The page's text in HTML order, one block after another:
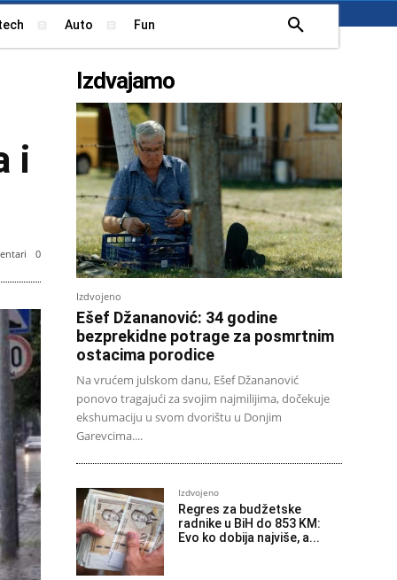
Auto Fun
i
0
Izdvajamo
Izdvojeno
Ešef Džananović: 34 godine
bezprekidne potrage za posmrtnim
ostacima porodice
Na vrućem julskom danu, Ešef Džananović
ponovo tragajući za svojim najmilijima, dočekuje
ekshumaciju u svom dvorištu u Donjim
Garevcima....
Izdvojeno
Regres za budžetske
radnike u BiH do 853 KM:
Evo ko dobija najviše, a...